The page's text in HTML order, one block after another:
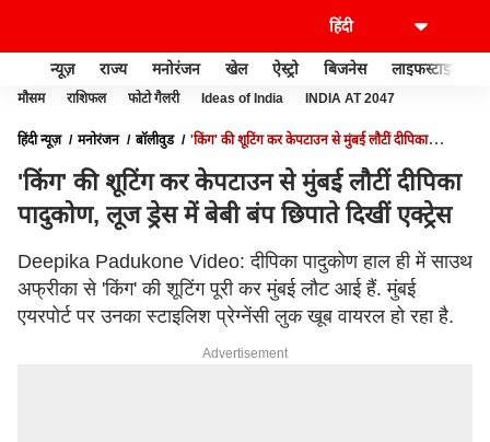
न्यूज़ राज्य मनोरंजन खेल ऐस्ट्रो बिजनेस लाइफस्टाइल
मौसम राशिफल फोटो गैलरी Ideas of India INDIA AT 2047
हिंदी न्यूज़ मनोरंजन बॉलीवुड
'किंग' की शूटिंग कर केपटाउन से मुंबई लौटीं दीपिका
'किंग' की शूटिंग कर केपटाउन से मुंबई लौटीं दीपिका
पादुकोण, लूज ड्रेस में बेबी बंप छिपाते दिखीं एक्ट्रेस
Deepika Padukone Video: दीपिका पादुकोण हाल ही में साउथ
अफ्रीका से 'किंग' की शूटिंग पूरी कर मुंबई लौट आई हैं. मुंबई
एयरपोर्ट पर उनका स्टाइलिश प्रेग्नेंसी लुक खूब वायरल हो रहा है.
Advertisement